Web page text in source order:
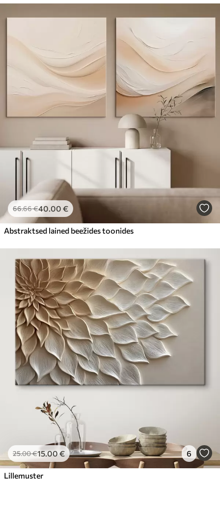
66.66€40.00 €
Abstraktsed lained beežides toonides
25.00€15.00 € 6
Lillemuster